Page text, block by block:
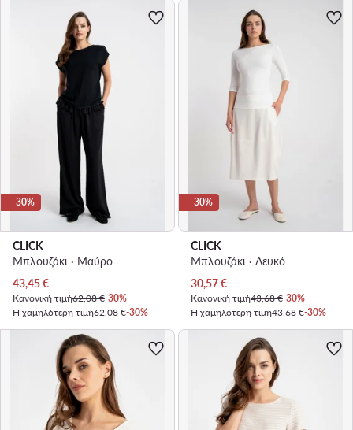
-30%
CLICK
Μπλουζάκι · Μαύρο
Τρέχουσα τιμή
43,45€
Κανονική τιμή62,08 €-30%
Η χαμηλότερη τιμή62,08 €-30%
-30%
CLICK
Μπλουζάκι · Λευκό
Τρέχουσα τιμή
30,57€
Κανονική τιμή43,68 €-30%
Η χαμηλότερη τιμή43,68 €-30%